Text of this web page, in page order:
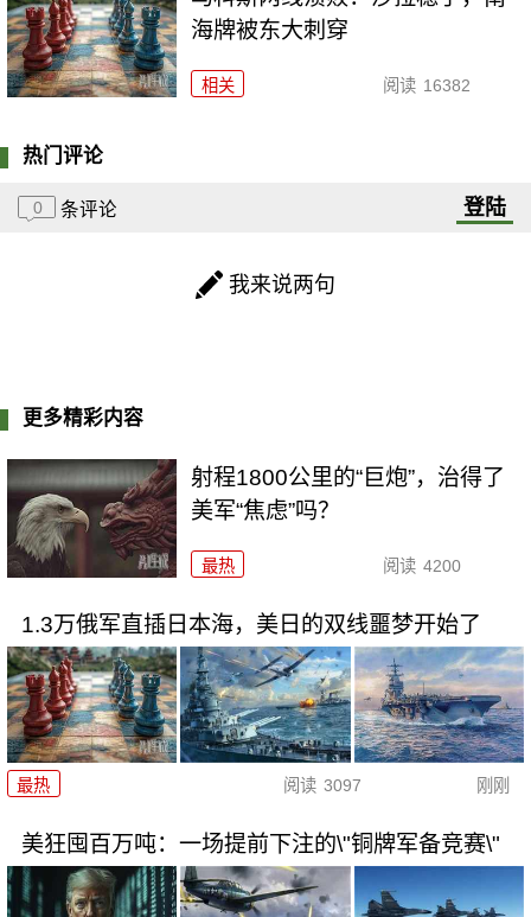
海牌被东大刺穿
相关 阅读 16382
热门评论
0 条评论 登陆
我来说两句
更多精彩内容
射程1800公里的“巨炮”，治得了
美军“焦虑”吗？
最热 阅读 4200
1.3万俄军直插日本海，美日的双线噩梦开始了
最热 阅读 3097 刚刚
美狂囤百万吨：一场提前下注的\"铜牌军备竞赛\"